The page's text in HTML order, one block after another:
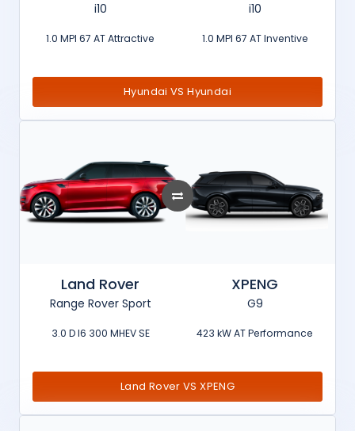
i10
1.0 MPI 67 AT Attractive
i10
1.0 MPI 67 AT Inventive
Hyundai VS Hyundai
Land Rover
Range Rover Sport
3.0 D I6 300 MHEV SE
XPENG
G9
423 kW AT Performance
Land Rover VS XPENG